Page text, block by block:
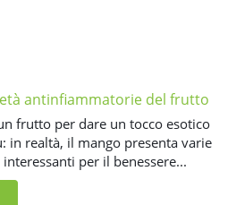
antinfiammatorie del frutto
frutto per dare un tocco esotico
in realtà, il mango presenta varie
per il benessere...